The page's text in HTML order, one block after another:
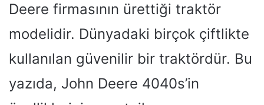
Deere firmasının ürettiği traktör
modelidir. Dünyadaki birçok çiftlikte
kullanılan güvenilir bir traktördür. Bu
yazıda, John Deere 4040s’in